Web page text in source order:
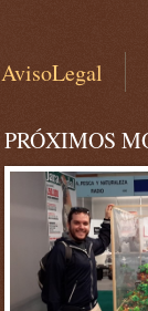
AvisoLegal
PRÓXIMOS